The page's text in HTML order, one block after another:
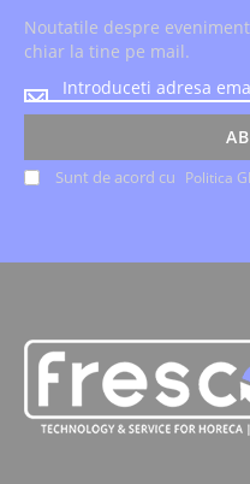
Noutatile despre
chiar la tine pe mail.
Noutatile
despre
si
ofertele
pe
mail.
Sunt de acord cu Politica